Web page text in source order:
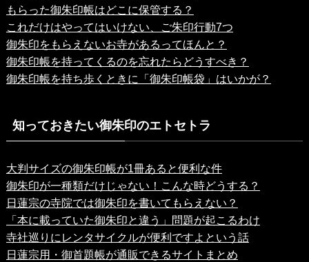
もらった御朱印帳はどこに保管する？
これだけはやってはいけない、ご朱印行動7つ
御朱印をもらえないお寺があるってほんと？
御朱印帳を持ってくるのを忘れたらどうすべき？
御朱印帳を持ち歩くときに「御朱印帳袋」はいかが？
知っておきたい御朱印のエトセトラ
大判サイズの御朱印帳が1冊あると便利な件
御朱印が一種類だけじゃない！こんな時どうする？
日蓮宗の寺院では御朱印を書いてもらえない？
「本に載っていた御朱印と違う」問題が起こるわけ
寺社巡りにレンタサイクルが便利ですよという話
日蓮宗用・御首題帳が通販できるサイトまとめ